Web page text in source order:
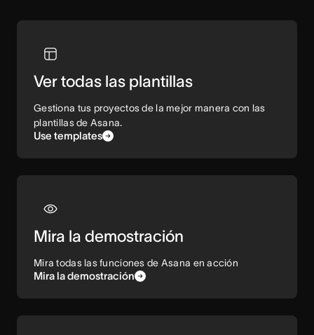
Ver todas las plantillas
Gestiona tus proyectos de la mejor manera con las
plantillas de Asana.
Use templates
Mira la demostración
Mira todas las funciones de Asana en acción
Mira la demostración